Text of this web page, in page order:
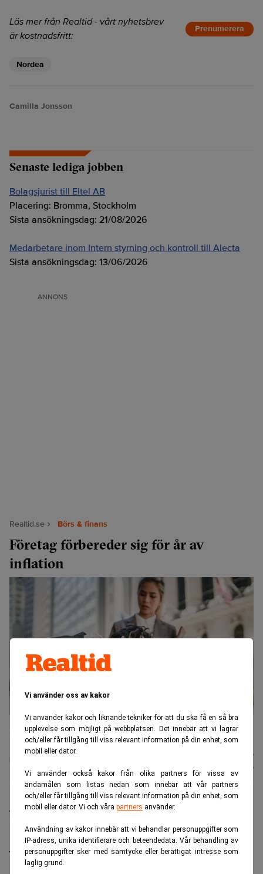
Vi använder oss av kakor
Vi använder kakor och liknande tekniker för att du ska få en så bra
upplevelse som möjligt på webbplatsen. Det innebär att vi lagrar
och/eller får tillgång till viss relevant information på din enhet, som
mobil eller dator.
Vi använder också kakor från olika partners för vissa av
ändamålen som listas nedan som innebär att vår partners
och/eller får tillgång till viss relevant information på din enhet, som
mobil eller dator. Vi och våra partners använder.
Användning av kakor innebär att vi behandlar personuppgifter som
IP-adress, unika identifierare och beteendedata. Vår behandling av
personuppgifter sker med samtycke eller berättigat intresse som
laglig grund.
Läs mer från Realtid - vårt nyhetsbrev
är kostnadsfritt:
Prenumerera
Nordea
Camilla Jonsson
Senaste lediga jobben
Bolagsjurist till Eltel AB
Placering: Bromma, Stockholm
Sista ansökningsdag: 21/08/2026
Medarbetare inom Intern styrning och kontroll till Alecta
Sista ansökningsdag: 13/06/2026
ANNONS
Realtid.se Börs & finans
Företag förbereder sig för år av
inflation
Inflationen ser inte ut att avta de närmaste åren om man ska tro
amerikanska företag. (Foto: Ketut Subiyanto / Pexels)
Johan
13 juli 2026
13 juli 2026
Amerikanska företag tror allt mer att den höga
inflationen är här för att stanna. Men samtidigt kan
kommande metodförändringar i Federal Reserves
föredragna inflationsmått kan ge en tillfälligt mildare
bild av prisläget.